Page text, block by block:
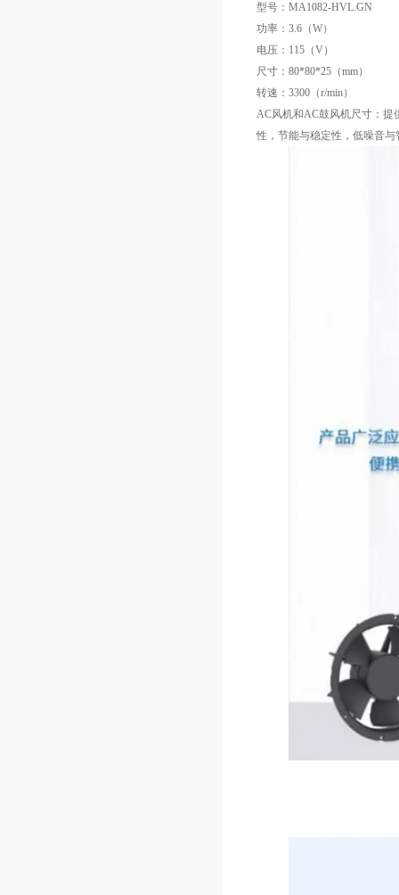
型号：MA1082-HVL.GN
功率：3.6（W）
电压：115（V）
尺寸：80*80*25（mm）
转速：3300（r/min）
AC风机和AC鼓风机尺寸：提
性，节能与稳定性，低噪音